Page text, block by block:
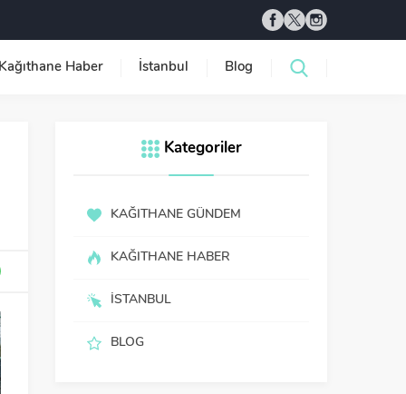
Haber İstanbul Blog
Kategoriler
KAĞITHANE GÜNDEM
KAĞITHANE HABER
İSTANBUL
BLOG